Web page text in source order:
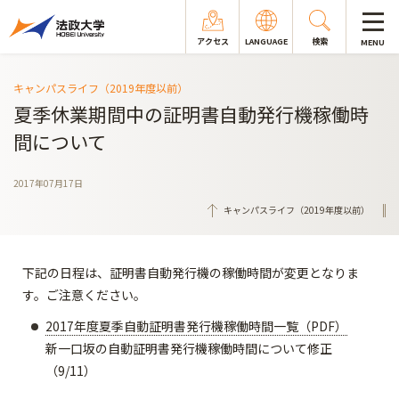
アクセス LANGUAGE 検索 MENU
キャンパスライフ（2019年度以前）
夏季休業期間中の証明書自動発行機稼働時
間について
2017年07月17日
キャンパスライフ（2019年度以前）
下記の日程は、証明書自動発行機の稼働時間が変更となりま
す。ご注意ください。
2017年度夏季自動証明書発行機稼働時間一覧（PDF）
新一口坂の自動証明書発行機稼働時間について修正
（9/11）